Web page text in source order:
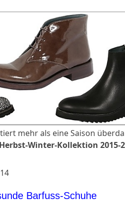
mehr als eine Saison
Herbst-Winter-Kollektion 2015-
Barfuss-Schuhe